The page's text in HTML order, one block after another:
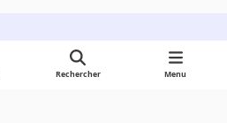
Rechercher Menu